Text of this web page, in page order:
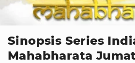
Sinopsis Series
Mahabharata